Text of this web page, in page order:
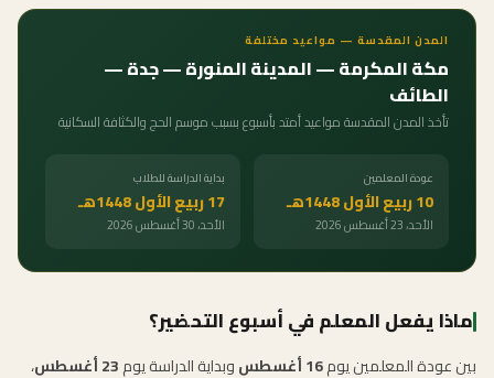
المدن المقدسة — مواعيد مختلفة
مكة المكرمة — المدينة المنورة — جدة —
الطائف
تأخذ المدن المقدسة مواعيد أمتد بأسبوع بسبب موسم الحج والكثافة السكانية
عودة المعلمين
10 ربيع الأول 1448هـ
الأحد، 23 أغسطس 2026
بداية الدراسة للطلاب
17 ربيع الأول 1448هـ
الأحد، 30 أغسطس 2026
ماذا يفعل المعلم في أسبوع التحضير؟
بين عودة المعلمين يوم16 أغسطس وبداية الدراسة يوم23 أغسطس
،